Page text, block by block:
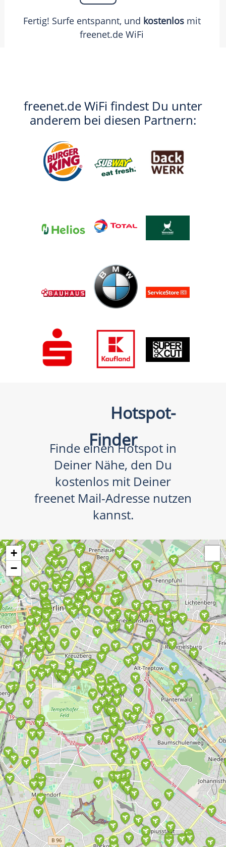
Fertig! Surfe entspannt, und kostenlosmit
freenet.de WiFi
freenet.de WiFi findest Du unter
anderem bei diesen Partnern:
Hotspot-
Finder
Finde einen Hotspot in
Deiner Nähe, den Du
kostenlos mit Deiner
freenet Mail-Adresse nutzen
kannst.
+
−